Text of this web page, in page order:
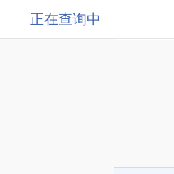
正在查询中